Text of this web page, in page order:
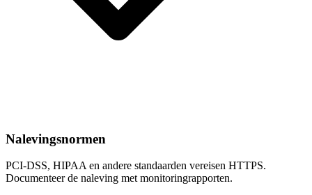
Nalevingsnormen
PCI-DSS, HIPAA en andere standaarden vereisen HTTPS.
Documenteer de naleving met monitoringrapporten.